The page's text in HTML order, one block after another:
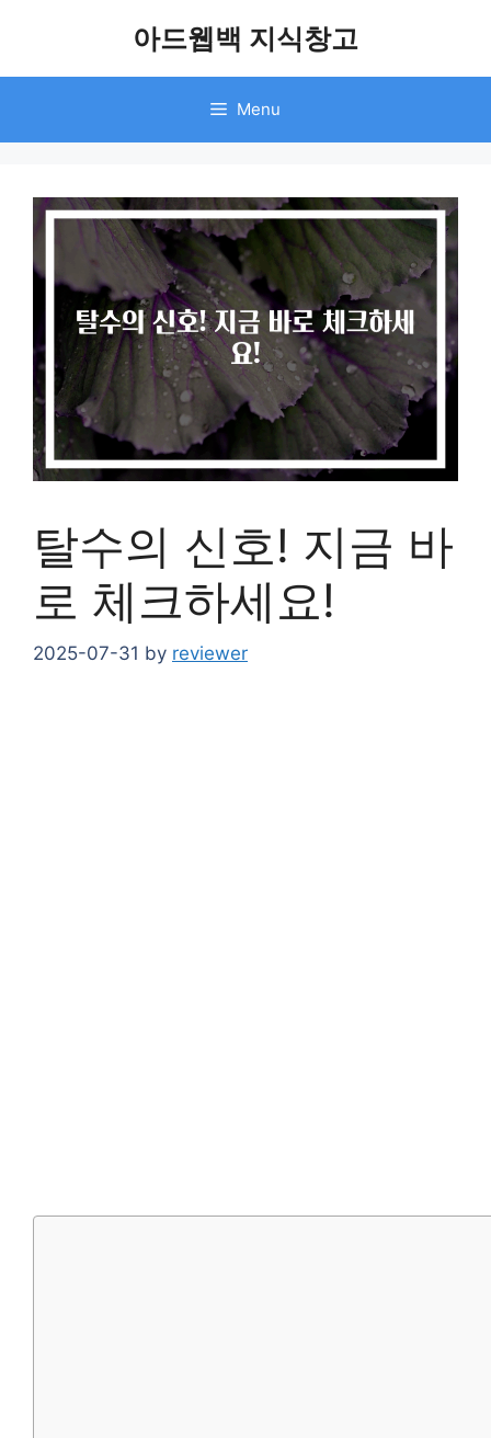
아드웹백 지식창고
Menu
탈수의 신호! 지금 바
로 체크하세요!
2025-07-31 by reviewer